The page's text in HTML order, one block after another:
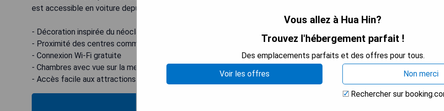
est accessible en voiture depuis Bangkok en environ 2 heures et demie.
- Décoration inspirée du néoclassique
- Proximité des centres commerciaux
- Connexion Wi-Fi gratuite
- Chambres avec vue sur la mer disponibles
- Accès facile aux attractions locales
Vous allez à Hua Hin?
Trouvez l'hébergement parfait !
Des emplacements parfaits et des offres pour tous.
Voir les offres
Non merci
Rechercher sur